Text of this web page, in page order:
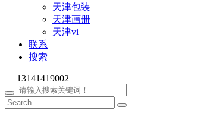
天津包装
天津画册
天津vi
联系
搜索
13141419002